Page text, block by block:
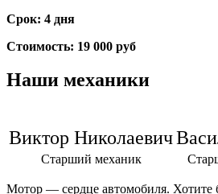
Срок: 4 дня
Стоимость: 19 000 руб
Наши механики
Виктор Николаевич
Старший механик
Мотор — сердце автомобиля. Хотите